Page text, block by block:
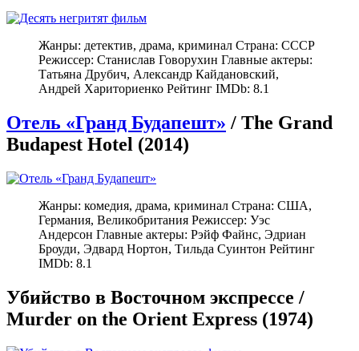
Жанры: детектив, драма, криминал Страна: СССР
Режиссер: Станислав Говорухин Главные актеры:
Татьяна Друбич, Александр Кайдановский,
Андрей Хариториенко Рейтинг IMDb: 8.1
Отель «Гранд Будапешт» / The Grand
Budapest Hotel (2014)
Жанры: комедия, драма, криминал Страна: США,
Германия, Великобритания Режиссер: Уэс
Андерсон Главные актеры: Рэйф Файнс, Эдриан
Броуди, Эдвард Нортон, Тильда Суинтон Рейтинг
IMDb: 8.1
Убийство в Восточном экспрессе /
Murder on the Orient Express (1974)